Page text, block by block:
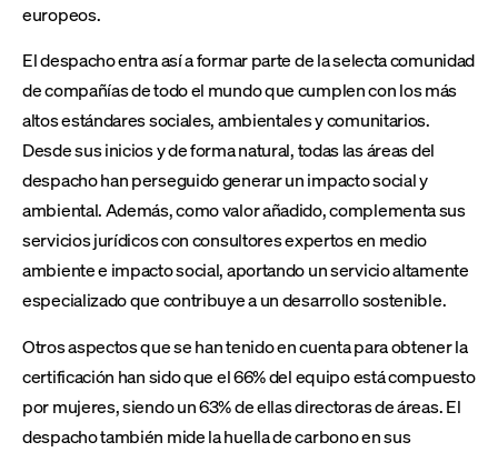
europeos.
El despacho entra así a formar parte de la selecta comunidad
de compañías de todo el mundo que cumplen con los más
altos estándares sociales, ambientales y comunitarios.
Desde sus inicios y de forma natural, todas las áreas del
despacho han perseguido generar un impacto social y
ambiental. Además, como valor añadido, complementa sus
servicios jurídicos con consultores expertos en medio
ambiente e impacto social, aportando un servicio altamente
especializado que contribuye a un desarrollo sostenible.
Otros aspectos que se han tenido en cuenta para obtener la
certificación han sido que el 66% del equipo está compuesto
por mujeres, siendo un 63% de ellas directoras de áreas. El
despacho también mide la huella de carbono en sus